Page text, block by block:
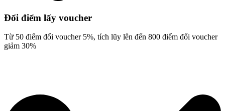
Đổi điểm lấy voucher
Từ 50 điểm đổi voucher 5%, tích lũy lên đến 800 điểm đổi voucher
giảm 30%